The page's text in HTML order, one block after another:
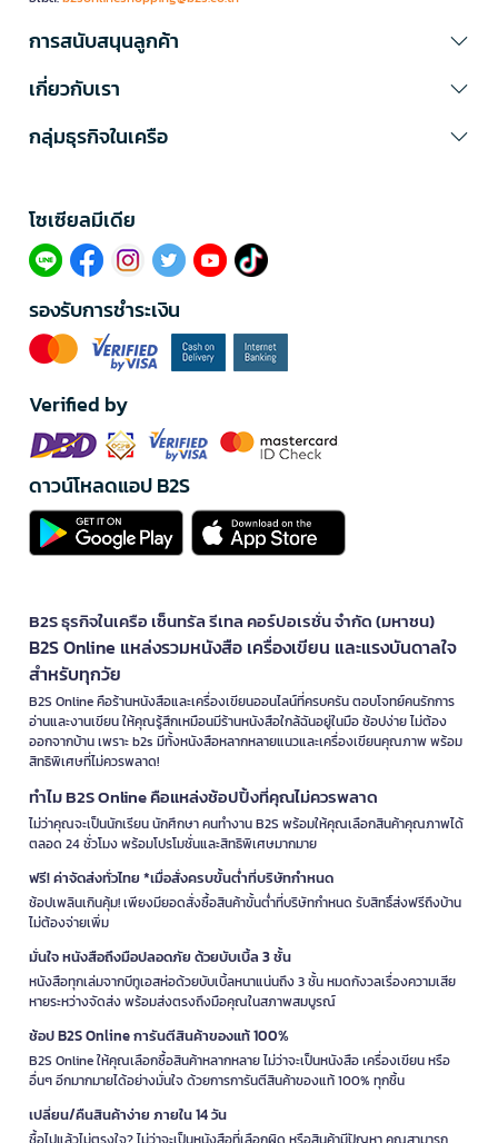
การสนับสนุนลูกค้า
เกี่ยวกับเรา
กลุ่มธุรกิจในเครือ
โซเซียลมีเดีย​
รองรับการชำระเงิน
Verified by
ดาวน์โหลดแอป B2S
B2S ธุรกิจในเครือ เซ็นทรัล รีเทล คอร์ปอเรชั่น จำกัด (มหาชน)
B2S Online แหล่งรวมหนังสือ เครื่องเขียน และแรงบันดาลใจ
สำหรับทุกวัย
B2S Online คือร้านหนังสือและเครื่องเขียนออนไลน์ที่ครบครัน ตอบโจทย์คนรักการ
อ่านและงานเขียน ให้คุณรู้สึกเหมือนมีร้านหนังสือใกล้ฉันอยู่ในมือ ช้อปง่าย ไม่ต้อง
ออกจากบ้าน เพราะ b2s มีทั้งหนังสือหลากหลายแนวและเครื่องเขียนคุณภาพ พร้อม
สิทธิพิเศษที่ไม่ควรพลาด!
ทำไม B2S Online คือแหล่งช้อปปิ้งที่คุณไม่ควรพลาด
ไม่ว่าคุณจะเป็นนักเรียน นักศึกษา คนทำงาน B2S พร้อมให้คุณเลือกสินค้าคุณภาพได้
ตลอด 24 ชั่วโมง พร้อมโปรโมชั่นและสิทธิพิเศษมากมาย
ฟรี! ค่าจัดส่งทั่วไทย *เมื่อสั่งครบขั้นต่ำที่บริษัทกำหนด
ช้อปเพลินเกินคุ้ม! เพียงมียอดสั่งซื้อสินค้าขั้นต่ำที่บริษัทกำหนด รับสิทธิ์ส่งฟรีถึงบ้าน
ไม่ต้องจ่ายเพิ่ม
มั่นใจ หนังสือถึงมือปลอดภัย ด้วยบับเบิ้ล 3 ชั้น
หนังสือทุกเล่มจากบีทูเอสห่อด้วยบับเบิ้ลหนาแน่นถึง 3 ชั้น หมดกังวลเรื่องความเสีย
หายระหว่างจัดส่ง พร้อมส่งตรงถึงมือคุณในสภาพสมบูรณ์
ช้อป B2S Online การันตีสินค้าของแท้ 100%
B2S Online ให้คุณเลือกซื้อสินค้าหลากหลาย ไม่ว่าจะเป็นหนังสือ เครื่องเขียน หรือ
อื่นๆ อีกมากมายได้อย่างมั่นใจ ด้วยการการันตีสินค้าของแท้ 100% ทุกชิ้น
เปลี่ยน/คืนสินค้าง่าย ภายใน 14 วัน